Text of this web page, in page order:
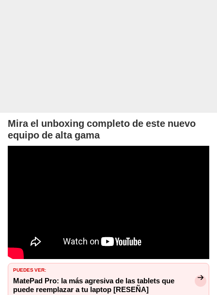
Mira el unboxing completo de este nuevo
equipo de alta gama
PUEDES VER:
MatePad Pro: la más agresiva de las tablets que
puede reemplazar a tu laptop [RESEÑA]